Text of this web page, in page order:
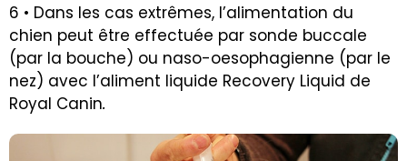
6 • Dans les cas extrêmes, l’alimentation du
chien peut être effectuée par sonde buccale
(par la bouche) ou naso-oesophagienne (par le
nez) avec l’aliment liquide Recovery Liquid de
Royal Canin.